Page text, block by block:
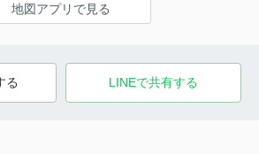
地図アプリで見る
る LINEで共有する